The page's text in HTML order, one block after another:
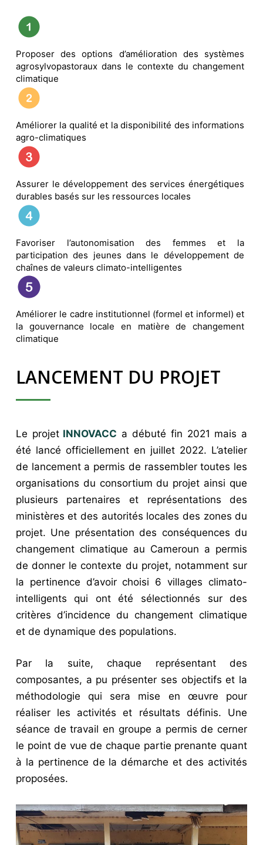
Proposer des options d’amélioration des systèmes
agrosylvopastoraux dans le contexte du changement
climatique
Améliorer la qualité et la disponibilité des informations
agro-climatiques
Assurer le développement des services énergétiques
durables basés sur les ressources locales
Favoriser l’autonomisation des femmes et la
participation des jeunes dans le développement de
chaînes de valeurs climato-intelligentes
Améliorer le cadre institutionnel (formel et informel) et
la gouvernance locale en matière de changement
climatique
LANCEMENT DU PROJET
Le projetINNOVACC a débuté fin 2021 mais a
été lancé officiellement en juillet 2022. L’atelier
de lancement a permis de rassembler toutes les
organisations du consortium du projet ainsi que
plusieurs partenaires et représentations des
ministères et des autorités locales des zones du
projet. Une présentation des conséquences du
changement climatique au Cameroun a permis
de donner le contexte du projet, notamment sur
la pertinence d’avoir choisi 6 villages climato-
intelligents qui ont été sélectionnés sur des
critères d’incidence du changement climatique
et de dynamique des populations.
Par la suite, chaque représentant des
composantes, a pu présenter ses objectifs et la
méthodologie qui sera mise en œuvre pour
réaliser les activités et résultats définis. Une
séance de travail en groupe a permis de cerner
le point de vue de chaque partie prenante quant
à la pertinence de la démarche et des activités
proposées.